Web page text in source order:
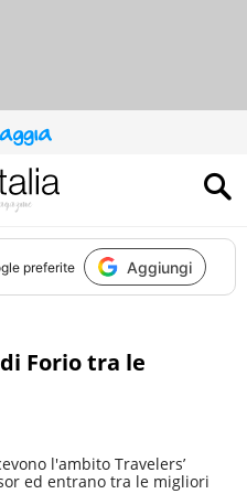
QUESTO
SITO
CONTRIBUISCE
DI
preferite Aggiungi
Forio tra le
l'ambito Travelers’
ed entrano tra le migliori